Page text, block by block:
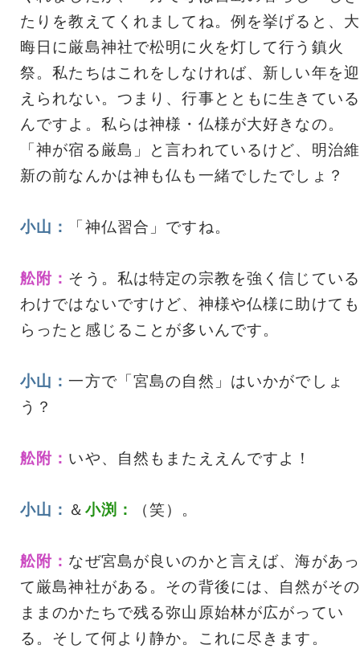
たりを教えてくれましてね。例を挙げると、大
晦日に厳島神社で松明に火を灯して行う鎮火
祭。私たちはこれをしなければ、新しい年を迎
えられない。つまり、行事とともに生きている
んですよ。私らは神様・仏様が大好きなの。
「神が宿る厳島」と言われているけど、明治維
新の前なんかは神も仏も一緒でしたでしょ？
小山： 「神仏習合」ですね。
舩附： そう。私は特定の宗教を強く信じている
わけではないですけど、神様や仏様に助けても
らったと感じることが多いんです。
小山：一方で「宮島の自然」はいかがでしょ
う？
舩附： いや、自然もまたええんですよ！
小山： ＆ 小渕： （笑）。
舩附： なぜ宮島が良いのかと言えば、海があっ
て厳島神社がある。その背後には、自然がその
ままのかたちで残る弥山原始林が広がってい
る。そして何より静か。これに尽きます。